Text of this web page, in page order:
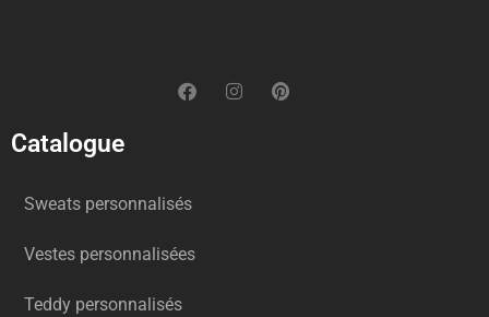
Catalogue
Sweats personnalisés
Vestes personnalisées
Teddy personnalisés